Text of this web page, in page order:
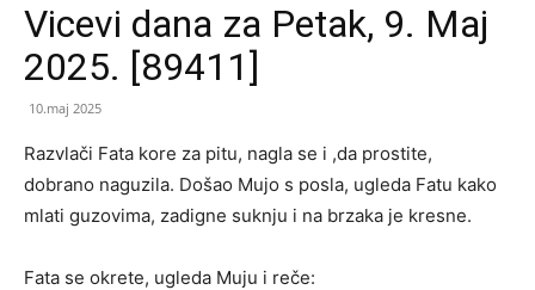
Vicevi dana za Petak, 9. Maj
2025. [89411]
10.maj 2025
Razvlači Fata kore za pitu, nagla se i ,da prostite,
dobrano naguzila. Dоšao Mujo s posla, ugleda Fatu kako
mlati guzovima, zadigne suknju i na brzaka je kresne.
Fata se okrete, ugleda Muju i reče: